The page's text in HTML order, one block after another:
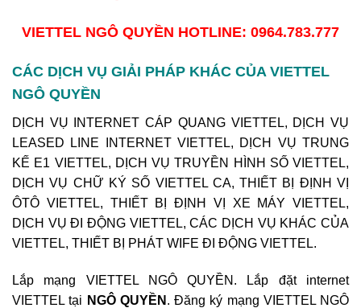
VIETTEL NGÔ QUYỀN HOTLINE: 0964.783.777
CÁC DỊCH VỤ GIẢI PHÁP KHÁC CỦA VIETTEL
NGÔ QUYỀN
DỊCH VỤ INTERNET CÁP QUANG VIETTEL, DỊCH VỤ
LEASED LINE INTERNET VIETTEL, DỊCH VỤ TRUNG
KẾ E1 VIETTEL, DỊCH VỤ TRUYỀN HÌNH SỐ VIETTEL,
DỊCH VỤ CHỮ KÝ SỐ VIETTEL CA, THIẾT BỊ ĐỊNH VỊ
ÔTÔ VIETTEL, THIẾT BỊ ĐỊNH VỊ XE MÁY VIETTEL,
DỊCH VỤ ĐI ĐỘNG VIETTEL, CÁC DỊCH VỤ KHÁC CỦA
VIETTEL, THIẾT BỊ PHÁT WIFE ĐI ĐỘNG VIETTEL.
Lắp mạng VIETTEL NGÔ QUYỀN. Lắp đặt internet
VIETTEL tại NGÔ QUYỀN . Đăng ký mạng VIETTEL NGÔ